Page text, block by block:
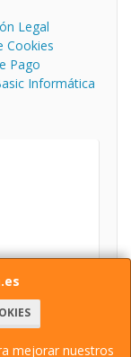
mejorar nuestros
Legal
Cookies
Pago
Informática
a 14:00h